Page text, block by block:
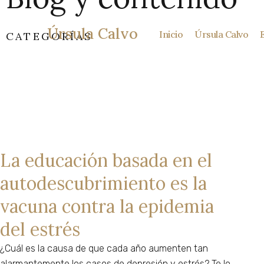
contenido
Úrsula Calvo Inicio Úrsula Calvo
CATEGORÍAS
La educación basada en el
autodescubrimiento es la
vacuna contra la epidemia
del estrés
¿Cuál es la causa de que cada año aumenten tan